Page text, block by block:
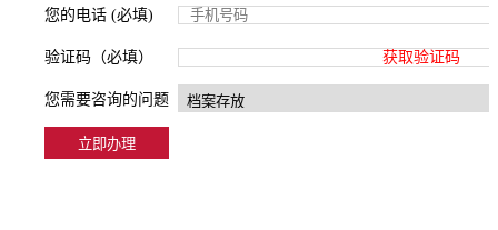
您的电话 (必填)
验证码（必填） 获取验证码
您需要咨询的问题